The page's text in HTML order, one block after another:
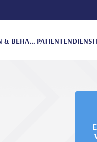
ABTEILUNGEN & BEHANDLUNGEN